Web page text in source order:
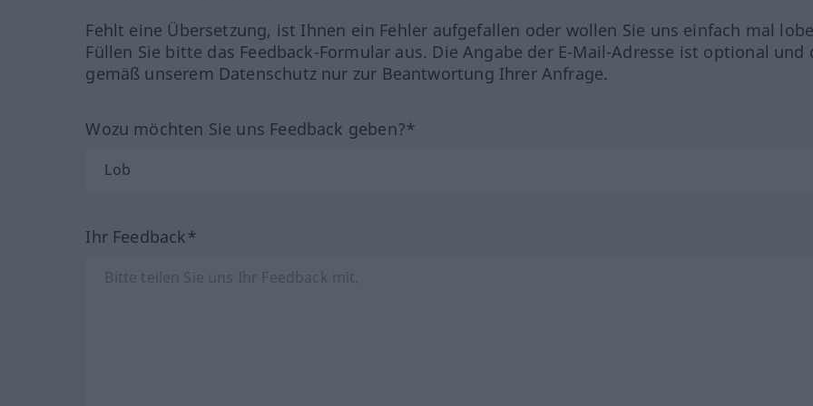
Fehlt eine Übersetzung, ist Ihnen ein Fehler aufgefallen oder wollen Sie uns einfach mal
Füllen Sie bitte das Feedback-Formular aus. Die Angabe der E-Mail-Adresse ist optional und
gemäß unserem Datenschutz nur zur Beantwortung Ihrer Anfrage.
Wozu möchten Sie uns Feedback geben?*
Ihr Feedback*